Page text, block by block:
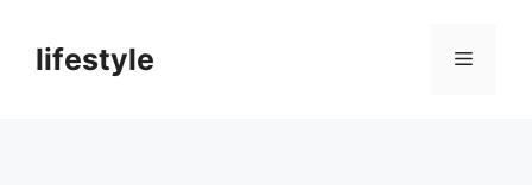
lifestyle 메